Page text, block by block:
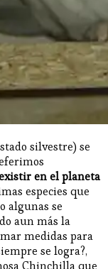
silvestre) se
en el planeta
especies que
algunas se
aun más la
medidas para
se logra?,
Chinchilla que